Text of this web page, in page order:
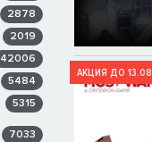
2878
2019
42006
5484
5315
7033
АКЦИЯ ДО 13.08